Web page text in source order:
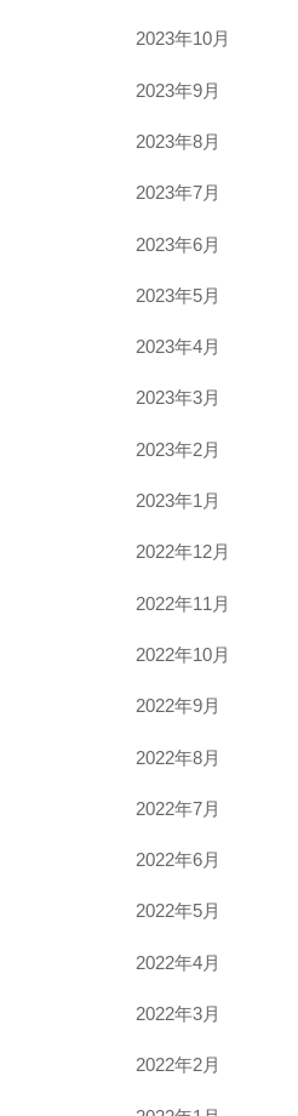
2023年10月
2023年9月
2023年8月
2023年7月
2023年6月
2023年5月
2023年4月
2023年3月
2023年2月
2023年1月
2022年12月
2022年11月
2022年10月
2022年9月
2022年8月
2022年7月
2022年6月
2022年5月
2022年4月
2022年3月
2022年2月